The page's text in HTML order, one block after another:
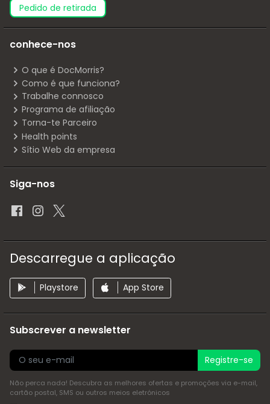
pedido de retirada
conhece-nos
O que é DocMorris?
Como é que funciona?
Trabalhe connosco
Programa de afiliação
Torna-te Parceiro
Health points
Sítio Web da empresa
Siga-nos
Descarregue a aplicação
Playstore App Store
Subscrever a newsletter
Registre-se
Não perca nada! Descubra as melhores ofertas e promoções via e-mail,
cartão postal, SMS ou outros meios eletrónicos